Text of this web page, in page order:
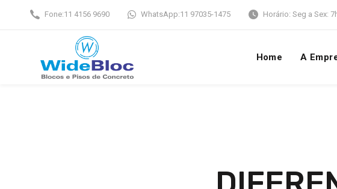
Fone:11 4156 9690 WhatsApp:11 97035-1475 Horário: Seg a Sex:
Home A